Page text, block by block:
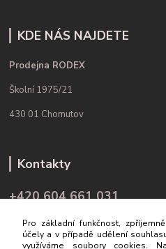
KDE NÁS NAJDETE
Prodejna RODEX
Školní 1975/21
430 01 Chomutov
Kontakty
+420 604 661 031
info@rodex.cz
Pro základní funkčnost,
účely a v případě udělení
využíváme soubory cookies.